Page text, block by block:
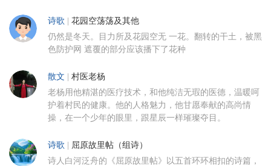
诗歌 | 花园空荡荡及其他
仍然是冬天。目力所及花园空无 一花。翻转的干土，被黑
色防护网 遮覆的部分应该播下了花种
散文 | 村医老杨
老杨用他精湛的医疗技术，和他纯洁无瑕的医德，温暖呵
护着村民的健康。他的人格魅力，他甘愿奉献的高尚情
操，在一个少年的眼里，跟星辰一样璀璨夺目。
诗歌 | 屈原故里帖（组诗）
诗人白河泛舟的《屈原故里帖》以五首环环相扣的诗篇，